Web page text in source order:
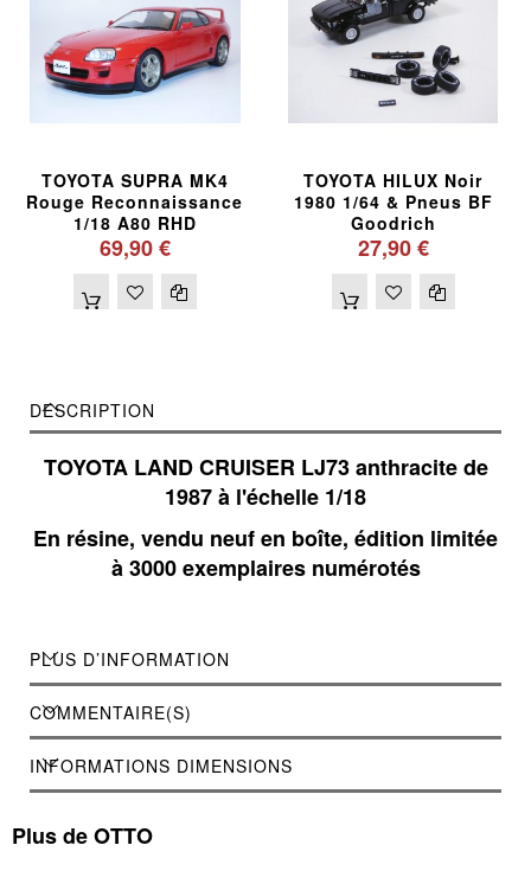
TOYOTA SUPRA MK4
Rouge Reconnaissance
1/18 A80 RHD
69,90 €
TOYOTA HILUX Noir
1980 1/64 & Pneus BF
Goodrich
27,90 €
DESCRIPTION
TOYOTA LAND CRUISER LJ73 anthracite de
1987 à l'échelle 1/18
En résine, vendu neuf en boîte, édition limitée
à 3000 exemplaires numérotés
PLUS D’INFORMATION
COMMENTAIRE(S)
INFORMATIONS DIMENSIONS
Plus de OTTO